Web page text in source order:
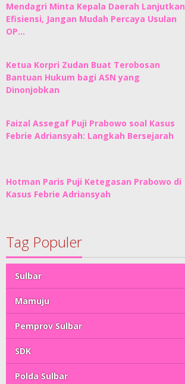
Mendagri Minta Kepala Daerah Lanjutkan
Efisiensi, Jangan Mudah Percaya Usulan
OP…
Ketua Korpri Zudan Buat Terobosan
Bantuan Hukum bagi ASN yang
Dinonjobkan
Faizal Assegaf Puji Prabowo soal Kasus
Febrie Adriansyah: Langkah Bersejarah
Hotman Paris Puji Ketegasan Prabowo di
Kasus Febrie Adriansyah
Tag Populer
Sulbar
Mamuju
Pemprov Sulbar
SDK
Polda Sulbar